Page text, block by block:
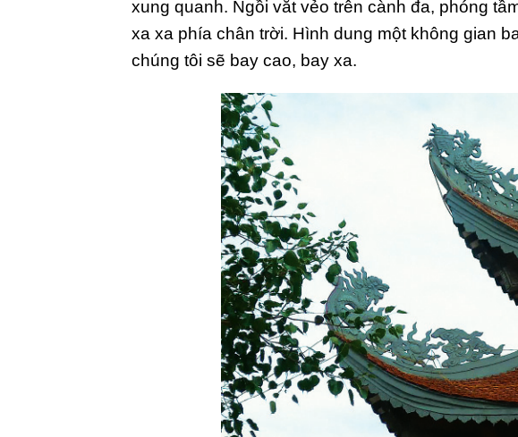
xung quanh. Ngồi vắt vẻo trên cành đa, phóng
xa xa phía chân trời. Hình dung một không gian
chúng tôi sẽ bay cao, bay xa.